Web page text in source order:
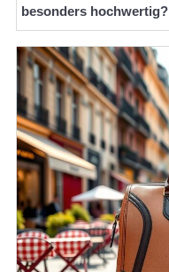
besonders hochwertig?